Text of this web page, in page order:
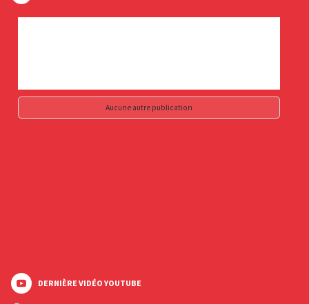
Aucune autre publication
DERNIÈRE VIDÉO YOUTUBE